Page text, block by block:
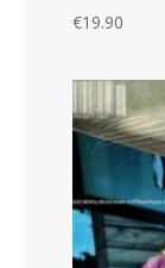
€19.90